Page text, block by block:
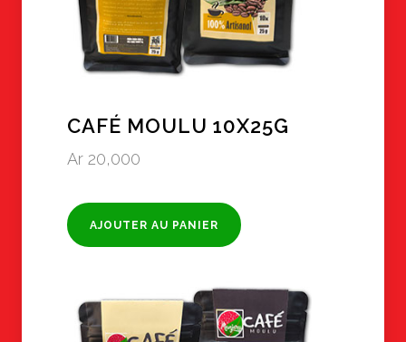
CAFÉ MOULU 10X25G
Ar 20,000
AJOUTER AU PANIER